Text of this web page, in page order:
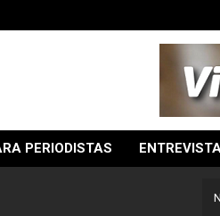
PERIODISTAS
Lo mejor del